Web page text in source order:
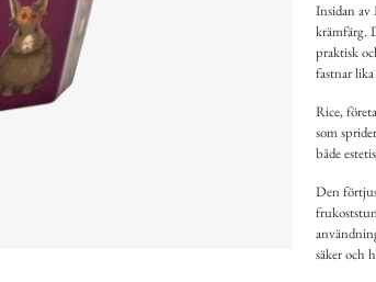
Insidan
krämfärg.
praktisk
fastnar
Rice,
som
både
Den
säker och